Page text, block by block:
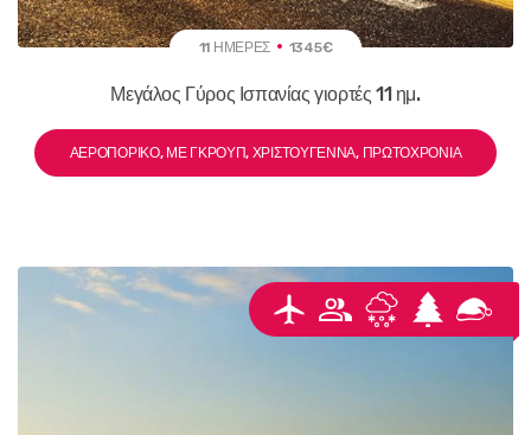
11 ΗΜΈΡΕΣ 1345€
Μεγάλος Γύρος Ισπανίας γιορτές 11 ημ.
ΑΕΡΟΠΟΡΙΚΌ, ΜΕ ΓΚΡΟΥΠ, ΧΡΙΣΤΟΎΓΕΝΝΑ, ΠΡΩΤΟΧΡΟΝΙΆ